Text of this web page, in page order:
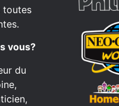
toutes
vous?
du